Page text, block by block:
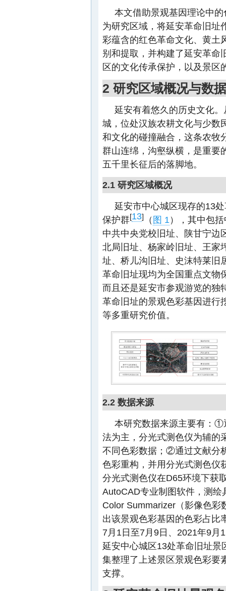
本文借助景观基因理论中
为研究区域，将延安革命旧址
彩蕴含的红色革命文化、黄土
别和提取，并构建了延安革命
区的文化传承保护，以及景区
2 研究区域概况与数
延安有着悠久的历史文化
城，位处汉族农耕文化与少数
和文化的碰撞融合，这条农牧
群山连绵，沟壑纵横，是重要
五千里长征后的落脚地。
2.1 研究区域概况
延安市中心城区现存的13
保护群[13] （ 图 1），其中包
中共中央党校旧址、陕甘宁边
北局旧址、杨家岭旧址、王家
址、桥儿沟旧址、史沫特莱旧
革命旧址现均为全国重点文物
而且还是延安市参观游览的独
革命旧址的景观色彩基因进行
等多重研究价值。
2.2 数据来源
本研究数据来源主要有：①
法为主，分光式测色仪为辅的
不同色彩数据；②通过文献分
色彩重构，并用分光式测色
分光式测色仪在D65环境下获
AutoCAD专业制图软件，测
Color Summarizer（影像色彩
出该景观色彩基因的色彩占比
7月1日至7月9日、2021年9月
延安中心城区13处革命旧址
集整理了上述景区景观色彩要
支撑。